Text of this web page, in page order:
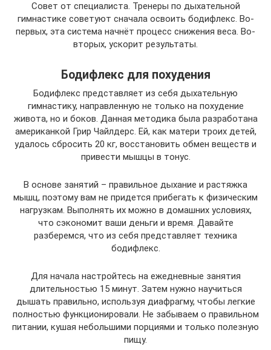
Совет от специалиста. Тренеры по дыхательной
гимнастике советуют сначала освоить бодифлекс. Во-
первых, эта система начнёт процесс снижения веса. Во-
вторых, ускорит результаты.
Бодифлекс для похудения
Бодифлекс представляет из себя дыхательную
гимнастику, направленную не только на похудение
живота, но и боков. Данная методика была разработана
американкой Грир Чайлдерс. Ей, как матери троих детей,
удалось сбросить 20 кг, восстановить обмен веществ и
привести мышцы в тонус.
В основе занятий – правильное дыхание и растяжка
мышц, поэтому вам не придется прибегать к физическим
нагрузкам. Выполнять их можно в домашних условиях,
что сэкономит ваши деньги и время. Давайте
разберемся, что из себя представляет техника
бодифлекс.
Для начала настройтесь на ежедневные занятия
длительностью 15 минут. Затем нужно научиться
дышать правильно, используя диафрагму, чтобы легкие
полностью функционировали. Не забываем о правильном
питании, кушая небольшими порциями и только полезную
пищу.